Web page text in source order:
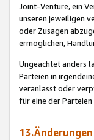
Joint-Venture, ein
unseren jeweiligen
oder Zusagen
ermöglichen,
Ungeachtet anders
Parteien in
veranlasst oder
für eine der
13.Änderungen